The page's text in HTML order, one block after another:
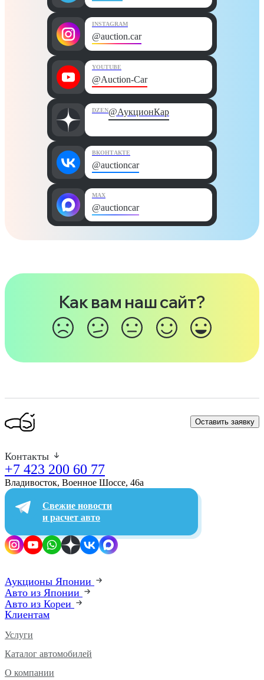
INSTAGRAM
@auction.car
YOUTUBE
@Auction-Car
DZEN@АукционКар
ВКОНТАКТЕ
@auctioncar
MAX
@auctioncar
Как вам наш сайт?
Оставить заявку
Контакты
+7 423 200 60 77
Владивосток, Военное Шоссе, 46а​
Свежие новости
и расчет авто
Аукционы Японии
Авто из Японии
Авто из Кореи
Клиентам
Услуги
Каталог автомобилей
О компании